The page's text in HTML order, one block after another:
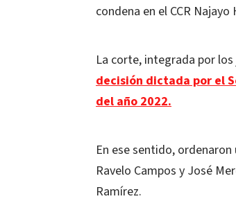
condena en el CCR Najayo
La corte, integrada por
decisión dictada por el
del año 2022.
En ese sentido,
Ravelo Campos y José
Ramírez.